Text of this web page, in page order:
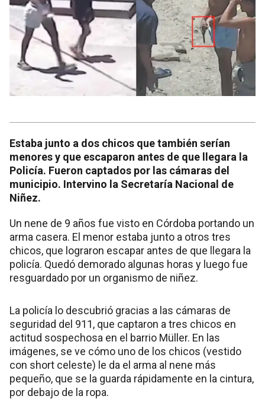
Estaba junto a dos chicos que también serían
menores y que escaparon antes de que llegara la
Policía. Fueron captados por las cámaras del
municipio. Intervino la Secretaría Nacional de
Niñez.
Un nene de 9 años fue visto en Córdoba portando un
arma casera. El menor estaba junto a otros tres
chicos, que lograron escapar antes de que llegara la
policía. Quedó demorado algunas horas y luego fue
resguardado por un organismo de niñez.
La policía lo descubrió gracias a las cámaras de
seguridad del 911, que captaron a tres chicos en
actitud sospechosa en el barrio Müller. En las
imágenes, se ve cómo uno de los chicos (vestido
con short celeste) le da el arma al nene más
pequeño, que se la guarda rápidamente en la cintura,
por debajo de la ropa.